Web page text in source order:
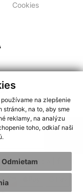
na zlepšenie
na to, aby sme
reklamy, na analýzu
toho, odkiaľ naši
Odmietam
Cookies
|Reklamácie